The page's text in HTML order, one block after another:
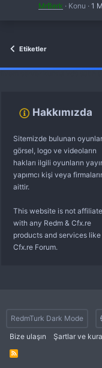
MrBerk
Konu 1
Etiketler
Hakkımızda
Sitemizde bulunan
görsel, logo ve videoların
hakları ilgili oyunların
yapımcı kişi veya
aittir.
This website is not
with any Redm & Cfx.re
products and services like
Cfx.re Forum.
RedmTurk Dark Mode
Bize ulaşın
Şartlar ve
R